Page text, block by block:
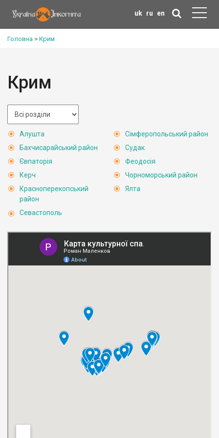
uk ru en
Головна > Крим
Крим
Алушта
Бахчисарайський район
Євпаторія
Керч
Красноперекопський
район
Севастополь
Сімферопольський район
Судак
Феодосія
Чорноморський район
Ялта